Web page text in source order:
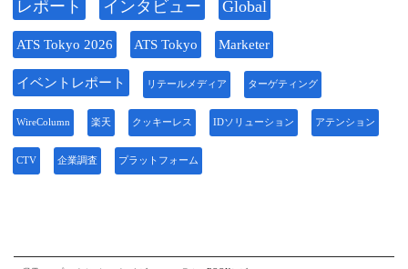
レポート インタビュー Global
ATS Tokyo 2026 ATS Tokyo Marketer
イベントレポート リテールメディア ターゲティング
WireColumn 楽天 クッキーレス IDソリューション アテンション
CTV 企業調査 プラットフォーム